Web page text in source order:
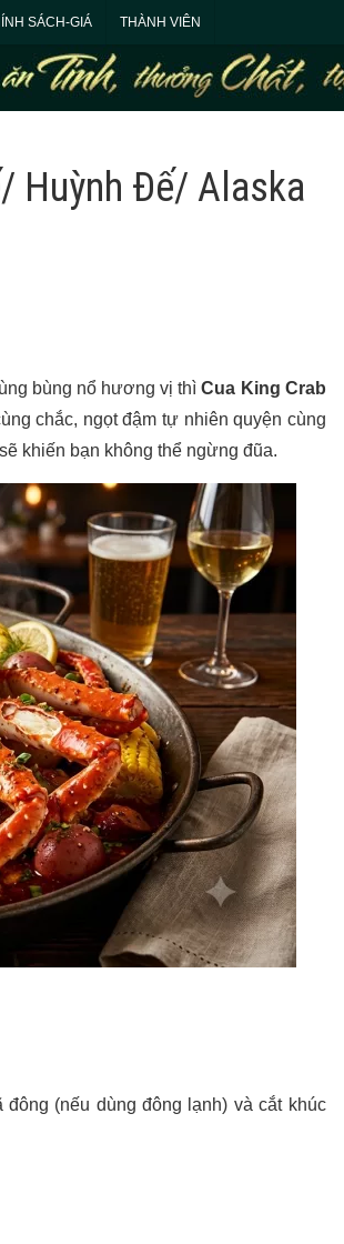
SÁCH-GIÁ THÀNH VIÊN
Huỳnh Đế/ Alaska
bùng nổ hương vị thìCua King Crab
chắc, ngọt đậm tự nhiên quyện cùng
khiến bạn không thể ngừng đũa.
(nếu dùng đông lạnh) và cắt khúc